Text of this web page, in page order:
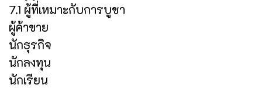
7.1 ผู้ที่เหมาะกับการบูชา
ผู้ค้าขาย
นักธุรกิจ
นักลงทุน
นักเรียน